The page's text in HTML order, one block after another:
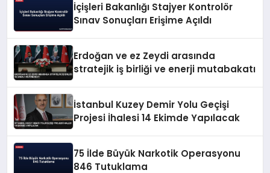
İçişleri Bakanlığı Stajyer Kontrolör
Sınav Sonuçları Erişime Açıldı
Erdoğan ve ez Zeydi arasında
stratejik iş birliği ve enerji mutabakatı
İstanbul Kuzey Demir Yolu Geçişi
Projesi İhalesi 14 Ekimde Yapılacak
75 İlde Büyük Narkotik Operasyonu
846 Tutuklama